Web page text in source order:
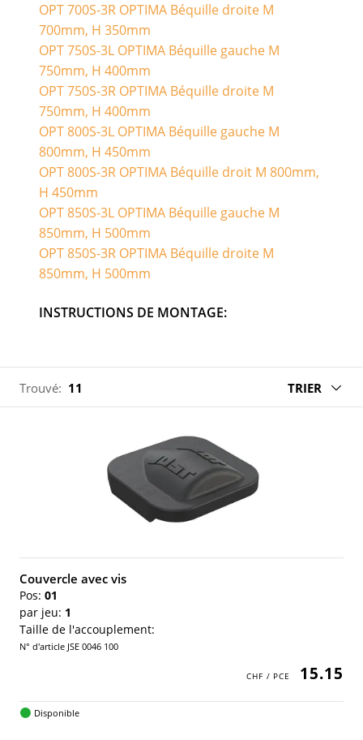
OPT 700S-3R OPTIMA Béquille droite M
700mm, H 350mm
OPT 750S-3L OPTIMA Béquille gauche M
750mm, H 400mm
OPT 750S-3R OPTIMA Béquille droite M
750mm, H 400mm
OPT 800S-3L OPTIMA Béquille gauche M
800mm, H 450mm
OPT 800S-3R OPTIMA Béquille droit M 800mm,
H 450mm
OPT 850S-3L OPTIMA Béquille gauche M
850mm, H 500mm
OPT 850S-3R OPTIMA Béquille droite M
850mm, H 500mm
INSTRUCTIONS DE MONTAGE:
Trouvé: 11 TRIER
Couvercle avec vis
Pos: 01
par jeu: 1
Taille de l'accouplement:
N° d'article JSE 0046 100
15.15
Disponible